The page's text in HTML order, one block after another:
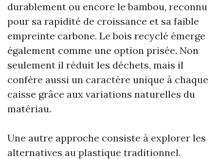
durablement ou encore le bambou, reconnu
pour sa rapidité de croissance et sa faible
empreinte carbone. Le bois recyclé émerge
également comme une option prisée. Non
seulement il réduit les déchets, mais il
confère aussi un caractère unique à chaque
caisse grâce aux variations naturelles du
matériau.
Une autre approche consiste à explorer les
alternatives au plastique traditionnel.